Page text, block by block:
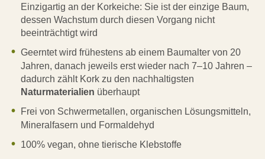
Einzigartig an der Korkeiche: Sie ist der einzige Baum,
dessen Wachstum durch diesen Vorgang nicht
beeinträchtigt wird
Geerntet wird frühestens ab einem Baumalter von 20
Jahren, danach jeweils erst wieder nach 7–10 Jahren –
dadurch zählt Kork zu den nachhaltigsten
Naturmaterialien überhaupt
Frei von Schwermetallen, organischen Lösungsmitteln,
Mineralfasern und Formaldehyd
100% vegan, ohne tierische Klebstoffe